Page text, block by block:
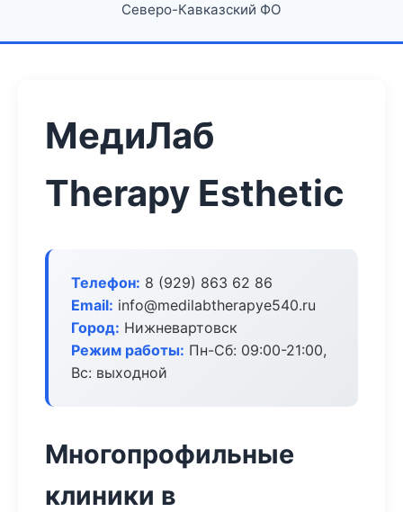
Северо-Кавказский ФО
МедиЛаб
Therapy Esthetic
Телефон: 8 (929) 863 62 86
Email: info@medilabtherapye540.ru
Город: Нижневартовск
Режим работы: Пн-Сб: 09:00-21:00,
Вс: выходной
Многопрофильные
клиники в